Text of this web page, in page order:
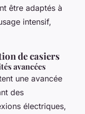
être adaptés à
intensif,
de casiers
avancées
une avancée
des
électriques,